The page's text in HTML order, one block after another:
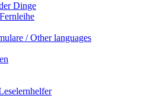
Dinge
/ Other languages